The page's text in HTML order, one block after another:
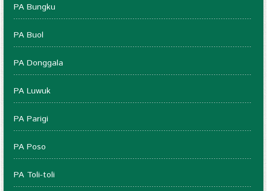
PA Bungku
PA Buol
PA Donggala
PA Luwuk
PA Parigi
PA Poso
PA Toli-toli